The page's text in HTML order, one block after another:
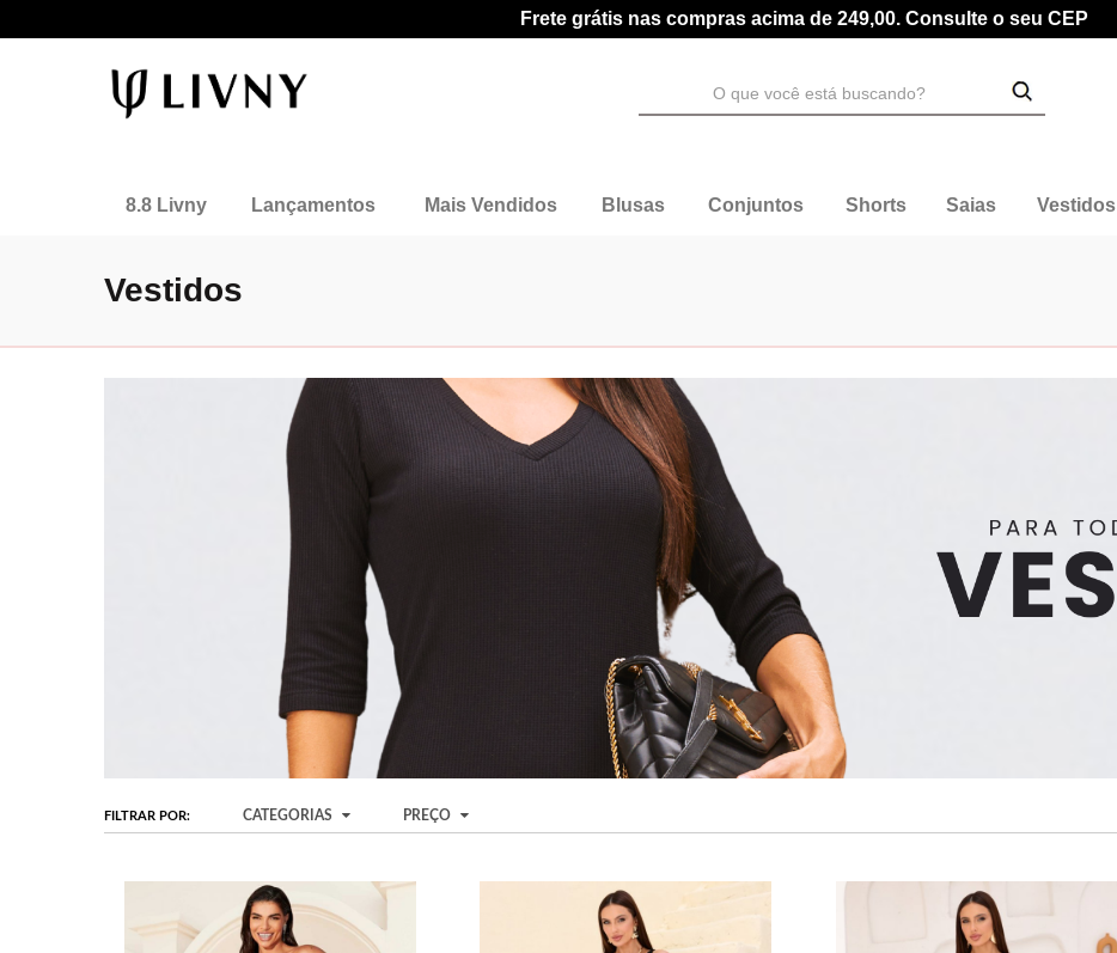
Frete grátis nas compras acima de 249,00. Consulte o seu CEP
8.8 Livny Lançamentos Mais Vendidos Blusas Conjuntos Shorts Saias Vestidos
Vestidos
FILTRAR POR: CATEGORIAS PREÇO